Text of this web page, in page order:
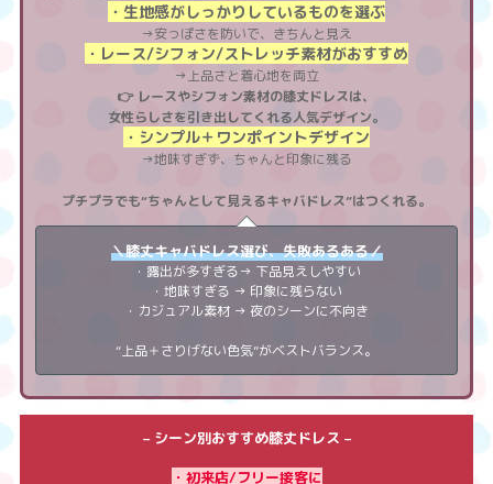
・生地感がしっかりしているものを選ぶ
→安っぽさを防いで、きちんと見え
・レース/シフォン/ストレッチ素材がおすすめ
→上品さと着心地を両立
👉 レースやシフォン素材の膝丈ドレスは、
女性らしさを引き出してくれる人気デザイン。
・シンプル＋ワンポイントデザイン
→地味すぎず、ちゃんと印象に残る
プチプラでも“ちゃんとして見えるキャバドレス”はつくれる。
＼膝丈キャバドレス選び、失敗あるある／
・露出が多すぎる→ 下品見えしやすい
・地味すぎる → 印象に残らない
・カジュアル素材 → 夜のシーンに不向き
“上品＋さりげない色気”がベストバランス。
– シーン別おすすめ膝丈ドレス –
・初来店/フリー接客に